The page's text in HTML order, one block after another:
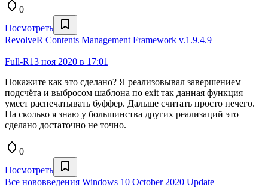
0
Посмотреть
RevolveR Contents Management Framework v.1.9.4.9
Full-R13 ноя 2020 в 17:01
Покажите как это сделано? Я реализовывал завершением
подсчёта и выбросом шаблона по exit так данная функция
умеет распечатывать буффер. Дальше считать просто нечего.
На сколько я знаю у большинства других реализаций это
сделано достаточно не точно.
0
Посмотреть
Все нововведения Windows 10 October 2020 Update